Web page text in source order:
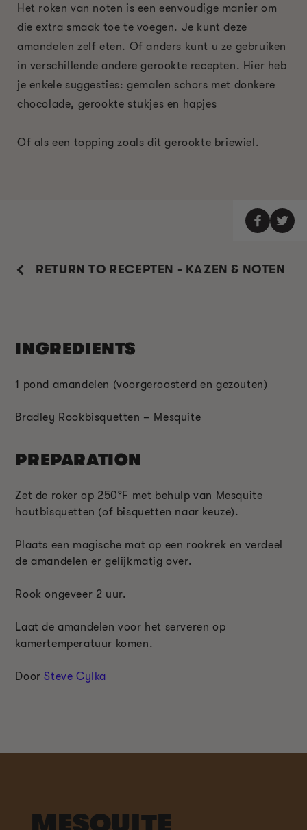
Het roken van noten is een eenvoudige manier om
die extra smaak toe te voegen. Je kunt deze
amandelen zelf eten. Of anders kunt u ze gebruiken
in verschillende andere gerookte recepten. Hier heb
je enkele suggesties: gemalen schors met donkere
chocolade, gerookte stukjes en hapjes
Of als een topping zoals dit gerookte briewiel.
RETURN TO RECEPTEN - KAZEN & NOTEN
INGREDIENTS
1 pond amandelen (voorgeroosterd en gezouten)
Bradley Rookbisquetten – Mesquite
PREPARATION
Zet de roker op 250°F met behulp van Mesquite
houtbisquetten (of bisquetten naar keuze).
Plaats een magische mat op een rookrek en verdeel
de amandelen er gelijkmatig over.
Rook ongeveer 2 uur.
Laat de amandelen voor het serveren op
kamertemperatuur komen.
DoorSteve Cylka